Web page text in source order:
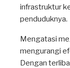
infrastruktur
penduduknya.
Mengatasi
mengurangi
Dengan